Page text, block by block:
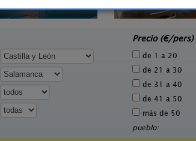
Precio (€/pers)
de 1 a 20
de 21 a 30
de 31 a 40
de 41 a 50
más de 50
pueblo: